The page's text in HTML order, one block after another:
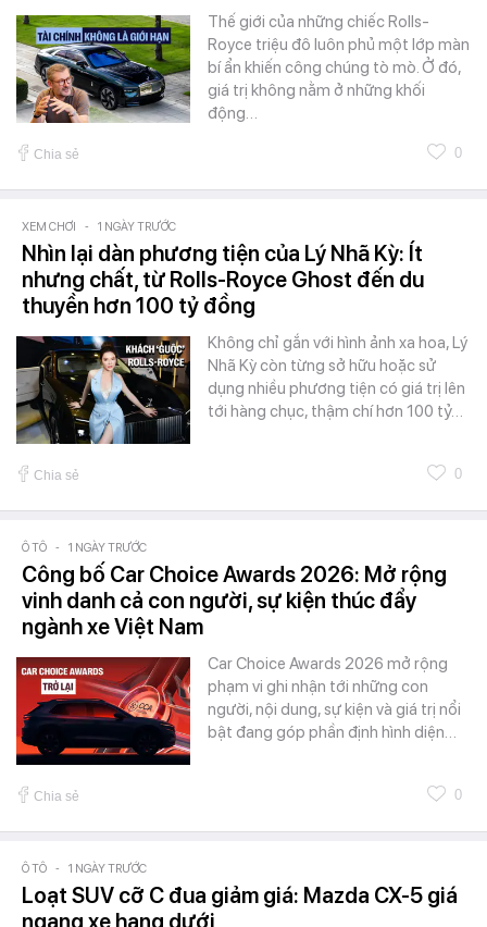
Thế giới của những chiếc Rolls-
Royce triệu đô luôn phủ một lớp màn
bí ẩn khiến công chúng tò mò. Ở đó,
giá trị không nằm ở những khối
động…
Chia sẻ 0
XEM CHƠI - 1 NGÀY TRƯỚC
Nhìn lại dàn phương tiện của Lý Nhã Kỳ: Ít
nhưng chất, từ Rolls-Royce Ghost đến du
thuyền hơn 100 tỷ đồng
Không chỉ gắn với hình ảnh xa hoa, Lý
Nhã Kỳ còn từng sở hữu hoặc sử
dụng nhiều phương tiện có giá trị lên
tới hàng chục, thậm chí hơn 100 tỷ…
Chia sẻ 0
Ô TÔ - 1 NGÀY TRƯỚC
Công bố Car Choice Awards 2026: Mở rộng
vinh danh cả con người, sự kiện thúc đẩy
ngành xe Việt Nam
Car Choice Awards 2026 mở rộng
phạm vi ghi nhận tới những con
người, nội dung, sự kiện và giá trị nổi
bật đang góp phần định hình diện…
Chia sẻ 0
Ô TÔ - 1 NGÀY TRƯỚC
Loạt SUV cỡ C đua giảm giá: Mazda CX-5 giá